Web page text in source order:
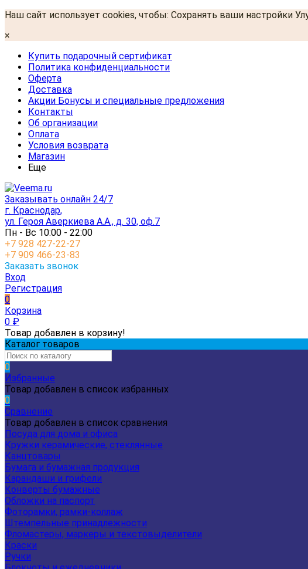
Наш сайт использует cookies, чтобы: Сохранять ваши настройки
×
Купить подарочный сертификат
Политика конфиденциальности
Оферта
Доставка
Акции Бонусы и специальные предложения
Контакты
Об организации
Оплата
Условия возврата
Магазин
Еще
Заказывать онлайн 24/7
г. Краснодар,
ул. Героя Аверкиева А.А., д. 30, оф.7
Пн - Вс 10:00 - 22:00
+7 928 427-22-27
+7 909 466-23-83
Заказать звонок
Вход
Регистрация
0
Корзина
0 ₽
Товар добавлен в корзину!
Каталог товаров
0
Избранные
Товар добавлен в список избранных
0
Сравнение
Товар добавлен в список сравнения
Посуда для дома и офиса
Кружки керамические, стеклянные
Канцтовары
Бумага и бумажная продукция
Карандаши и грифели
Конверты бумажные
Обложки на паспорт
Фоторамки, рамки-коллаж
Штемпельные принадлежности
Фломастеры, маркеры и текстовыделители
Краски
Ручки